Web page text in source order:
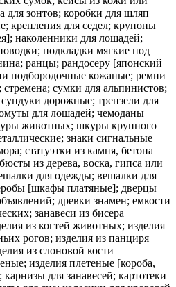
для зонтов; коробки для шляп
крепления для седел; крупоны
наколенники для лошадей;
подкладки мягкие под
ранцы; рандосеру [японский
подбородочные кожаные; ремни
сумки для альпинистов;
дорожные; трензели для
для лошадей; чемоданы
животных; шкуры крупного
знаки сигнальные
статуэтки из камня, бетона
из дерева, воска, гипса или
для одежды; вешалки для
[шкафы платяные]; дверцы
древки знамен; емкости
занавеси из бисера
из когтей животных; изделия
рогов; изделия из панциря
из слоновой кости
изделия плетеные [короба,
для занавесей; картотеки